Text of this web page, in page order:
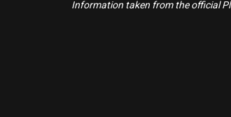
Information taken from the official